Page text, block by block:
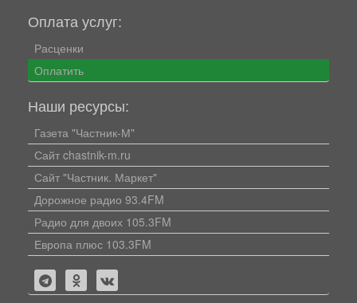
Оплата услуг:
Расценки
Оплатить
Наши ресурсы:
Газета "Частник-М"
Сайт chastnik-m.ru
Сайт "Частник. Маркет"
Дорожное радио 93.4FM
Радио для двоих 105.3FM
Европа плюс 103.3FM